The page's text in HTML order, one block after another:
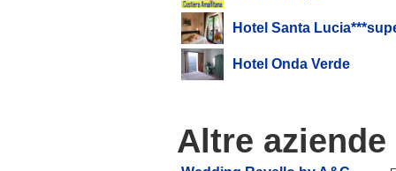
Hotel Santa
Hotel Onda Verde
Altre